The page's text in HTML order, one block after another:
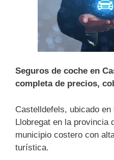
Seguros de coche en
completa de precios,
Castelldefels, ubicado
Llobregat en la provincia
municipio costero con
turística.